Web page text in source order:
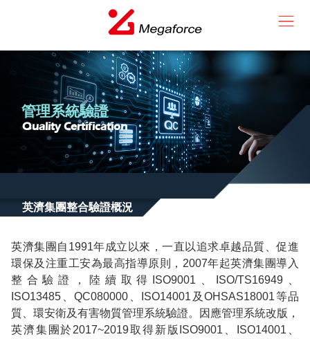
管理系統驗證
Quality Certification
英濟集團整合驗證概況
英濟集團自1991年成立以來，一直以追求卓越品質、促進
環保及注重工安為最高指導原則，2007年起英濟集團導入
整合驗證，陸續取得ISO9001、ISO/TS16949、
ISO13485、QC080000、ISO14001及OHSAS18001等品
質、環安衛及有害物質管理系統驗證。因應管理系統改版，
英濟集團於2017~2019取得新版ISO9001、ISO14001、